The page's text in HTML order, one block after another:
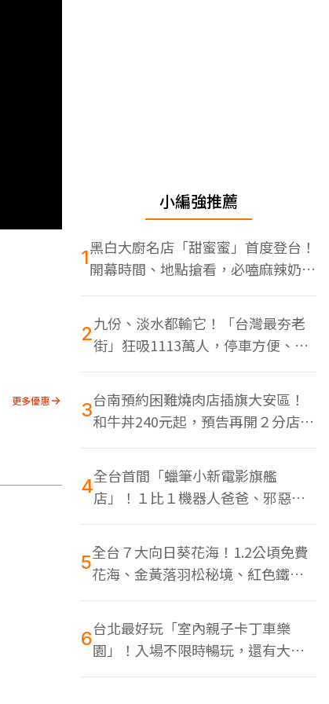
更多優惠
小編強推薦
1黑白大廚名店「甜蜜蜜」首度登台！
開幕時間、地點搶看，必嗑麻辣奶油
蝦
2九份、淡水都輸它！「台灣最夯老
街」狂吸1113萬人，停車方便、特
色美食多
3台南預約困難燒肉店插旗大安區！
和牛丼240元起，預告再開２分店、
地點曝光
4全台首間「蠟筆小新電影旗艦
店」！１比１機器人爸爸、邪惡正
男，百款周邊買翻
5全台７大向日葵花海！1.2公頃免費
花海、金黃落羽松秘境、紅色鐵橋
同框
6台北最好玩「室內親子卡丁車樂
園」！入場不限時暢玩，還有大螢
幕Switch遊戲區